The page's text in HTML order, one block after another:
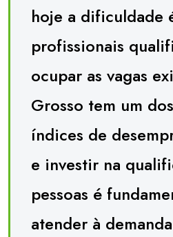
hoje a dificuldade
profissionais
ocupar as vagas
Grosso tem um
índices de
e investir na
pessoas é
atender à